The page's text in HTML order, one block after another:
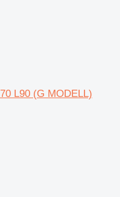
L90 (G MODELL)